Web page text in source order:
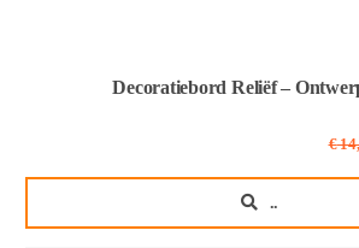
Decoratiebord Reliëf –
€
..